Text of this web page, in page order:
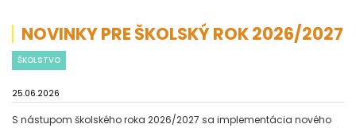
NOVINKY PRE ŠKOLSKÝ ROK 2026/2027
ŠKOLSTVO
25.06.2026
S nástupom školského roka 2026/2027 sa implementácia nového